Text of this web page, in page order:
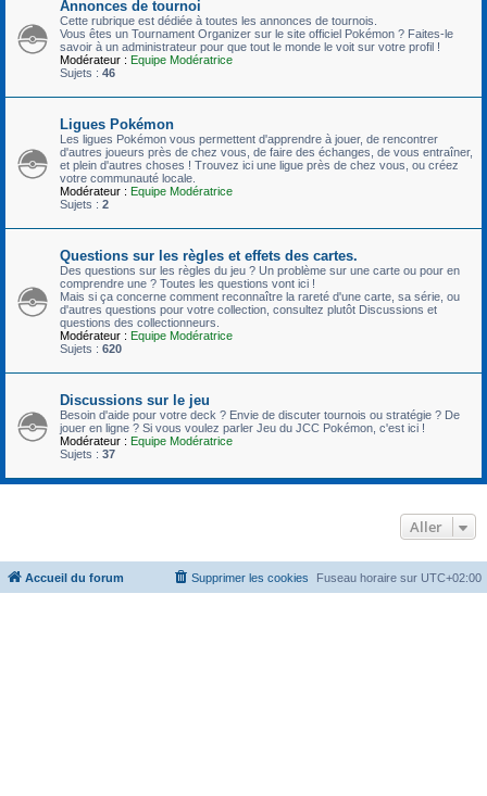
Annonces de tournoi
Cette rubrique est dédiée à toutes les annonces de tournois.
Vous êtes un Tournament Organizer sur le site officiel Pokémon ? Faites-le
savoir à un administrateur pour que tout le monde le voit sur votre profil !
Modérateur : Equipe Modératrice
Sujets : 46
Ligues Pokémon
Les ligues Pokémon vous permettent d'apprendre à jouer, de rencontrer
d'autres joueurs près de chez vous, de faire des échanges, de vous entraîner,
et plein d'autres choses ! Trouvez ici une ligue près de chez vous, ou créez
votre communauté locale.
Modérateur : Equipe Modératrice
Sujets : 2
Questions sur les règles et effets des cartes.
Des questions sur les règles du jeu ? Un problème sur une carte ou pour en
comprendre une ? Toutes les questions vont ici !
Mais si ça concerne comment reconnaître la rareté d'une carte, sa série, ou
d'autres questions pour votre collection, consultez plutôt Discussions et
questions des collectionneurs.
Modérateur : Equipe Modératrice
Sujets : 620
Discussions sur le jeu
Besoin d'aide pour votre deck ? Envie de discuter tournois ou stratégie ? De
jouer en ligne ? Si vous voulez parler Jeu du JCC Pokémon, c'est ici !
Modérateur : Equipe Modératrice
Sujets : 37
Aller
Accueil du forum Fuseau horaire sur UTC+02:00
Supprimer les cookies